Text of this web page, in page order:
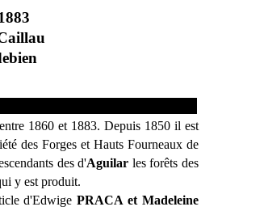
entre 1860 et 1883. Depuis 1850 il est
des Forges et Hauts Fourneaux de
des d'Aguilar les forêts des
y est produit.
d'Edwige PRACA et Madeleine